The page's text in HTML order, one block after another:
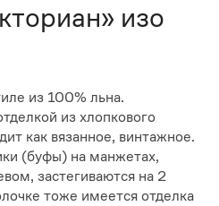
изо
из 100% льна.
из хлопкового
как вязанное, винтажное.
(буфы) на манжетах,
застегиваются на 2
тоже имеется отделка